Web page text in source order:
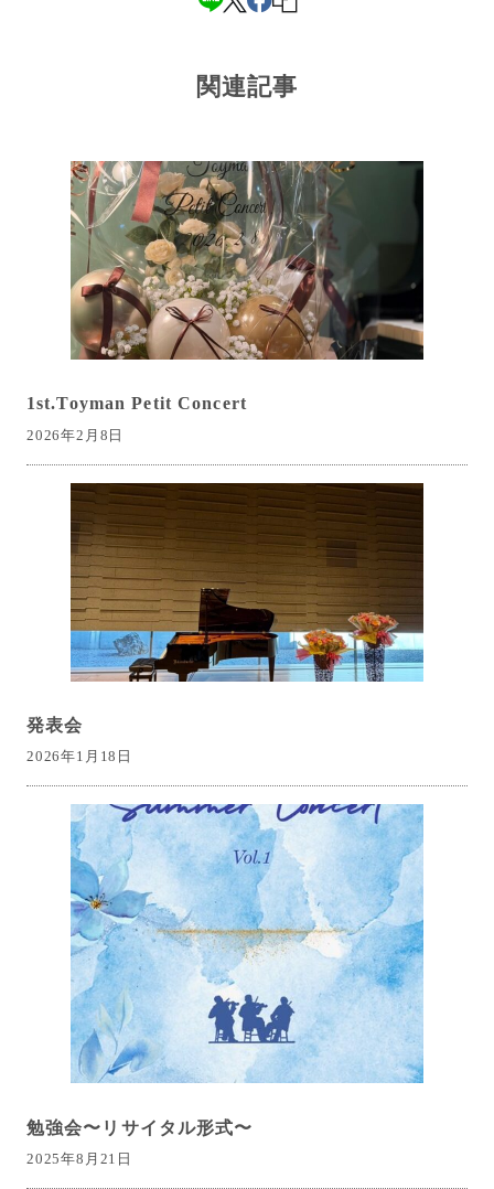
関連記事
1st.Toyman Petit Concert
2026年2月8日
発表会
2026年1月18日
勉強会〜リサイタル形式〜
2025年8月21日